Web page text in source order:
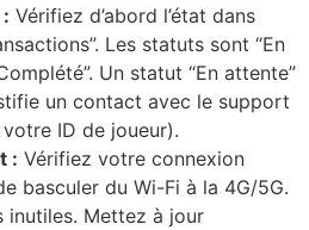
Vérifiez d’abord l’état dans
Les statuts sont “En
Un statut “En attente”
un contact avec le support
ID de joueur).
: Vérifiez votre connexion
basculer du Wi-Fi à la 4G/5G.
inutiles. Mettez à jour